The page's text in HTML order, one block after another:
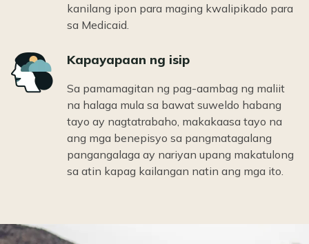
kanilang ipon para maging kwalipikado para
sa Medicaid.
Icon Kapayapaan ng isip
Sa pamamagitan ng pag-aambag ng maliit
na halaga mula sa bawat suweldo habang
tayo ay nagtatrabaho, makakaasa tayo na
ang mga benepisyo sa pangmatagalang
pangangalaga ay nariyan upang makatulong
sa atin kapag kailangan natin ang mga ito.
Image